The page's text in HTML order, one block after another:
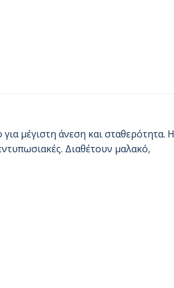
μέγιστη άνεση και σταθερότητα. Η
Διαθέτουν μαλακό,